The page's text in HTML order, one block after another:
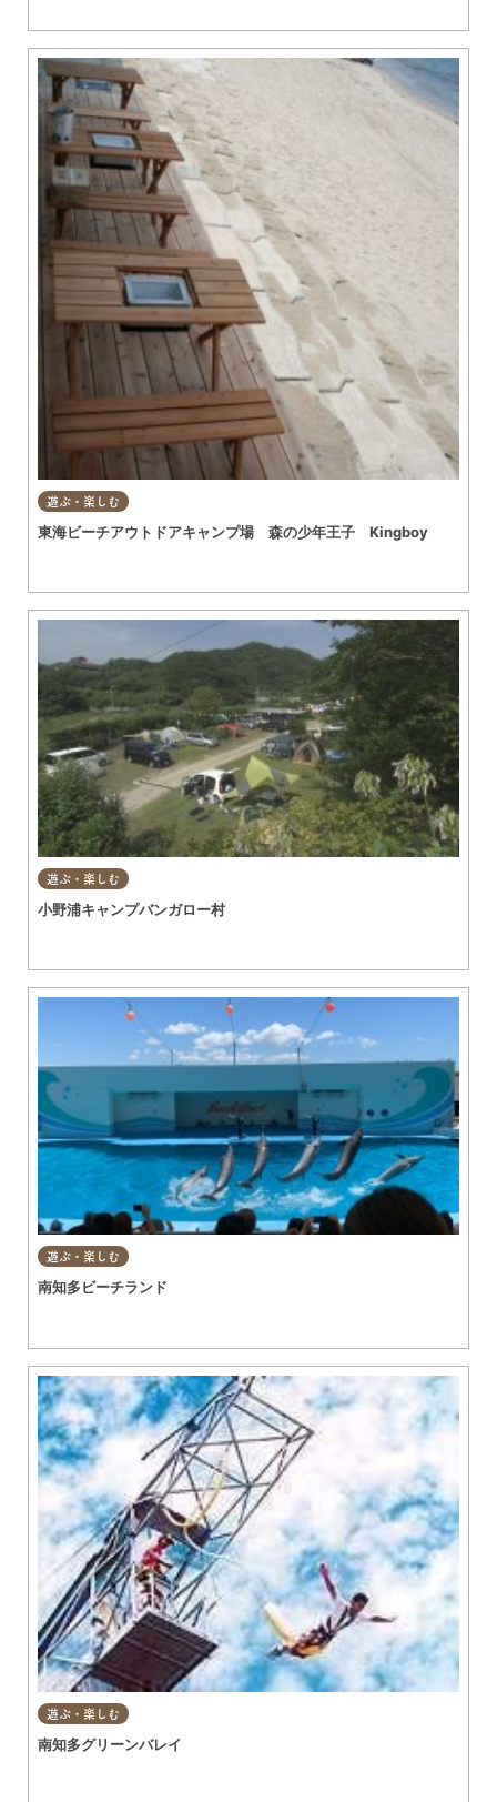
遊ぶ・楽しむ
東海ビーチアウトドアキャンプ場 森の少年王子 Kingboy
遊ぶ・楽しむ
小野浦キャンプバンガロー村
遊ぶ・楽しむ
南知多ビーチランド
遊ぶ・楽しむ
南知多グリーンバレイ